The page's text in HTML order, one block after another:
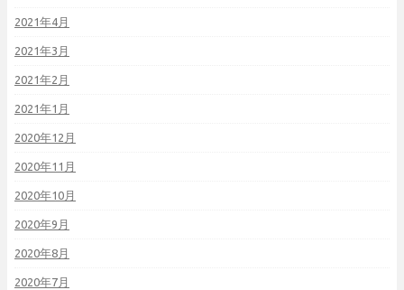
2021年4月
2021年3月
2021年2月
2021年1月
2020年12月
2020年11月
2020年10月
2020年9月
2020年8月
2020年7月